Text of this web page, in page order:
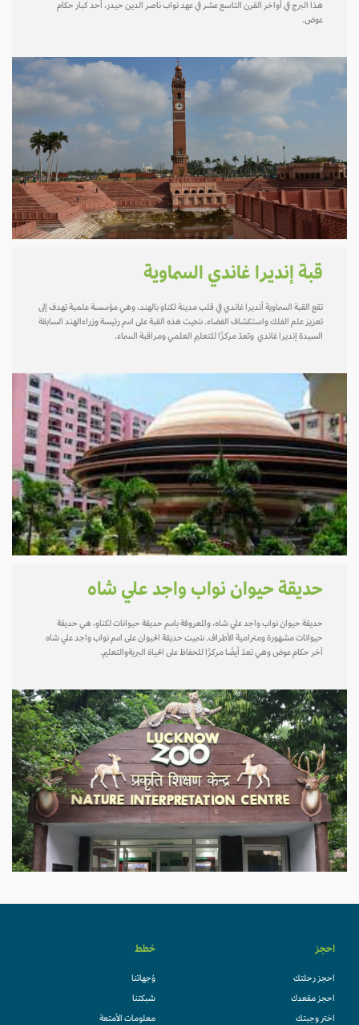
هذا البرج في أواخر القرن التاسع عشر في عهد نواب ناصر الدين حيدر، أحد كبار حكام
عوض.
قبة إنديرا غاندي السماوية
تقع القبة السماوية أنديرا غاندي في قلب مدينة لكناو بالهند، وهي مؤسسة علمية تهدف إلى
تعزيز علم الفلك واستكشاف الفضاء. سُمّيت هذه القبة على اسم رئيسة وزراءالهند السابقة
السيدة إنديرا غاندي وتعدّ مركزًا للتعليم العلمي ومراقبة السماء.
حديقة حيوان نواب واجد علي شاه
حديقة حيوان نواب واجد علي شاه، والمعروفة باسم حديقة حيوانات لكناو، هي حديقة
حيوانات مشهورة ومترامية الأطراف. سُميت حديقة الحيوان على اسم نواب واجد علي شاه
آخر حكام عوض وهي تعدّ أيضًا مركزًا للحفاظ على الحياة البريةوالتعليم.
احجز
احجز رحلتك
احجز مقعدك
اختر وجبتك
خطط
وُجهاتنا
شبكتنا
معلومات الأمتعة